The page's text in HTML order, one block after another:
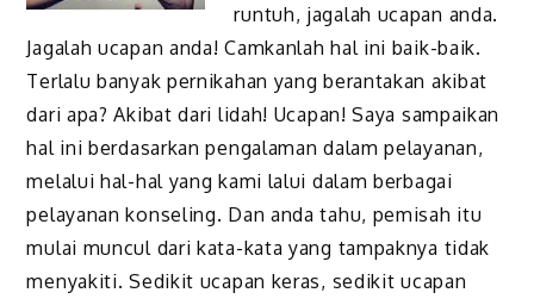
runtuh, jagalah ucapan anda.
Jagalah ucapan anda! Camkanlah hal ini baik-baik.
Terlalu banyak pernikahan yang berantakan akibat
dari apa? Akibat dari lidah! Ucapan! Saya sampaikan
hal ini berdasarkan pengalaman dalam pelayanan,
melalui hal-hal yang kami lalui dalam berbagai
pelayanan konseling. Dan anda tahu, pemisah itu
mulai muncul dari kata-kata yang tampaknya tidak
menyakiti. Sedikit ucapan keras, sedikit ucapan